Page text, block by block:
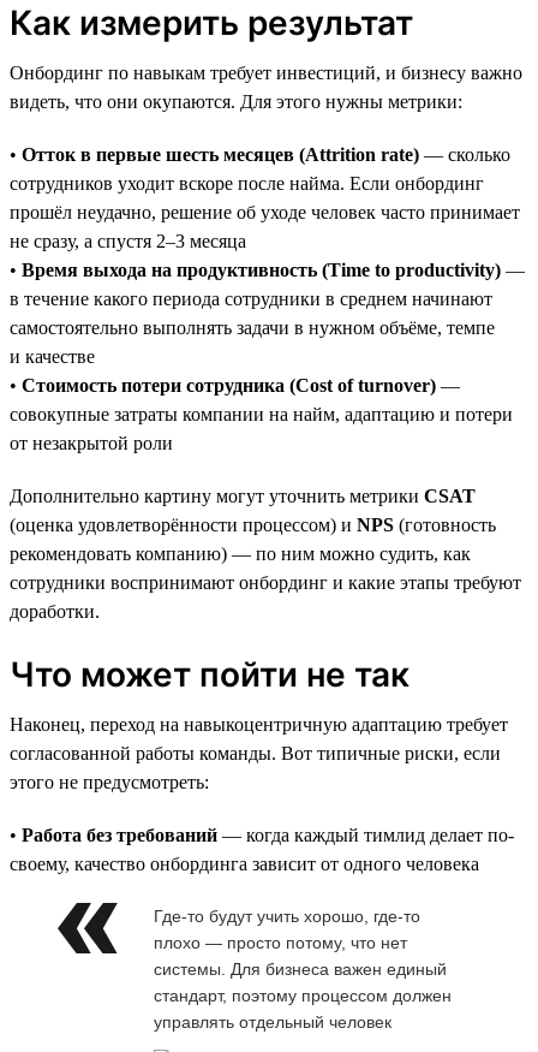
Как измерить результат
Онбординг по навыкам требует инвестиций, и бизнесу важно
видеть, что они окупаются. Для этого нужны метрики:
• Отток в первые шесть месяцев (Attrition rate) — сколько
сотрудников уходит вскоре после найма. Если онбординг
прошёл неудачно, решение об уходе человек часто принимает
не сразу, а спустя 2–3 месяца
• Время выхода на продуктивность (Time to productivity) —
в течение какого периода сотрудники в среднем начинают
самостоятельно выполнять задачи в нужном объёме, темпе
и качестве
• Стоимость потери сотрудника (Cost of turnover) —
совокупные затраты компании на найм, адаптацию и потери
от незакрытой роли
Дополнительно картину могут уточнить метрики CSAT
(оценка удовлетворённости процессом) и NPS (готовность
рекомендовать компанию) — по ним можно судить, как
сотрудники воспринимают онбординг и какие этапы требуют
доработки.
Что может пойти не так
Наконец, переход на навыкоцентричную адаптацию требует
согласованной работы команды. Вот типичные риски, если
этого не предусмотреть:
• Работа без требований — когда каждый тимлид делает по-
своему, качество онбординга зависит от одного человека
Где-то будут учить хорошо, где-то
плохо — просто потому, что нет
системы. Для бизнеса важен единый
стандарт, поэтому процессом должен
управлять отдельный человек